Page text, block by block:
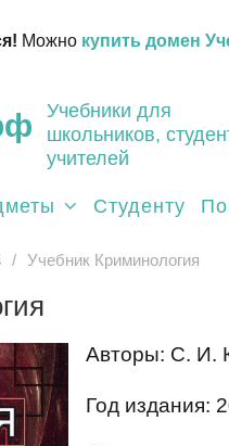
Можно купить домен
Учебники для
школьников,
учителей
Студенту
Учебник Криминология
Авторы: С. И.
Год издания: